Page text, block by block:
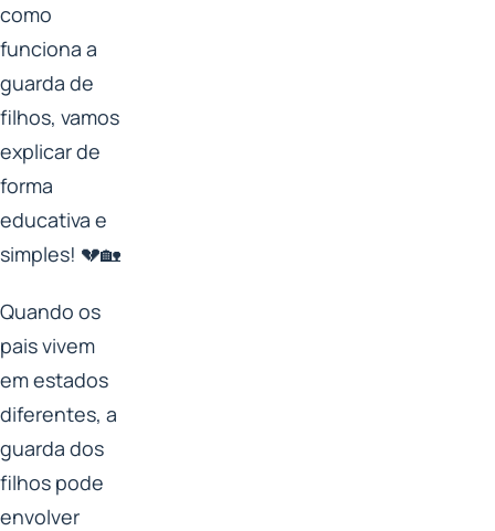
como
funciona a
guarda de
filhos, vamos
explicar de
forma
educativa e
simples! 💔🏡
Quando os
pais vivem
em estados
diferentes, a
guarda dos
filhos pode
envolver